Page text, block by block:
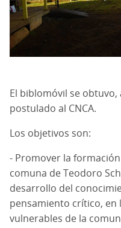
El biblomóvil se
postulado al CNCA.
Los objetivos son:
- Promover la
comuna de Teodoro
desarrollo del
pensamiento crítico, en
vulnerables de la